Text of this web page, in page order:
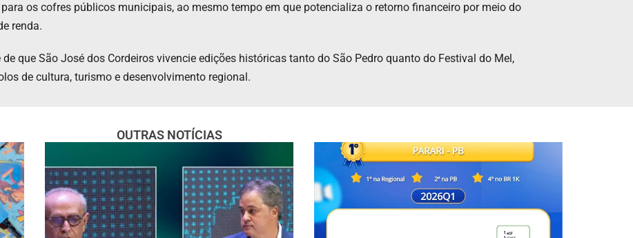
os cofres públicos municipais, ao mesmo tempo em que potencializa o retorno financeiro por meio do
renda.
que São José dos Cordeiros vivencie edições históricas tanto do São Pedro quanto do Festival do Mel,
de cultura, turismo e desenvolvimento regional.
OUTRAS NOTÍCIAS